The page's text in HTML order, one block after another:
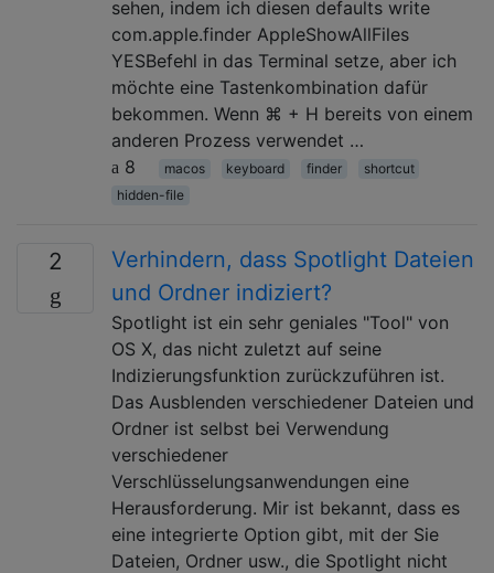
sehen, indem ich diesen defaults write
com.apple.finder AppleShowAllFiles
YESBefehl in das Terminal setze, aber ich
möchte eine Tastenkombination dafür
bekommen. Wenn ⌘ + H bereits von einem
anderen Prozess verwendet …
8
macos keyboard finder
shortcut
hidden-file
2
Verhindern, dass Spotlight Dateien
und Ordner indiziert?
Spotlight ist ein sehr geniales "Tool" von
OS X, das nicht zuletzt auf seine
Indizierungsfunktion zurückzuführen ist.
Das Ausblenden verschiedener Dateien und
Ordner ist selbst bei Verwendung
verschiedener
Verschlüsselungsanwendungen eine
Herausforderung. Mir ist bekannt, dass es
eine integrierte Option gibt, mit der Sie
Dateien, Ordner usw., die Spotlight nicht